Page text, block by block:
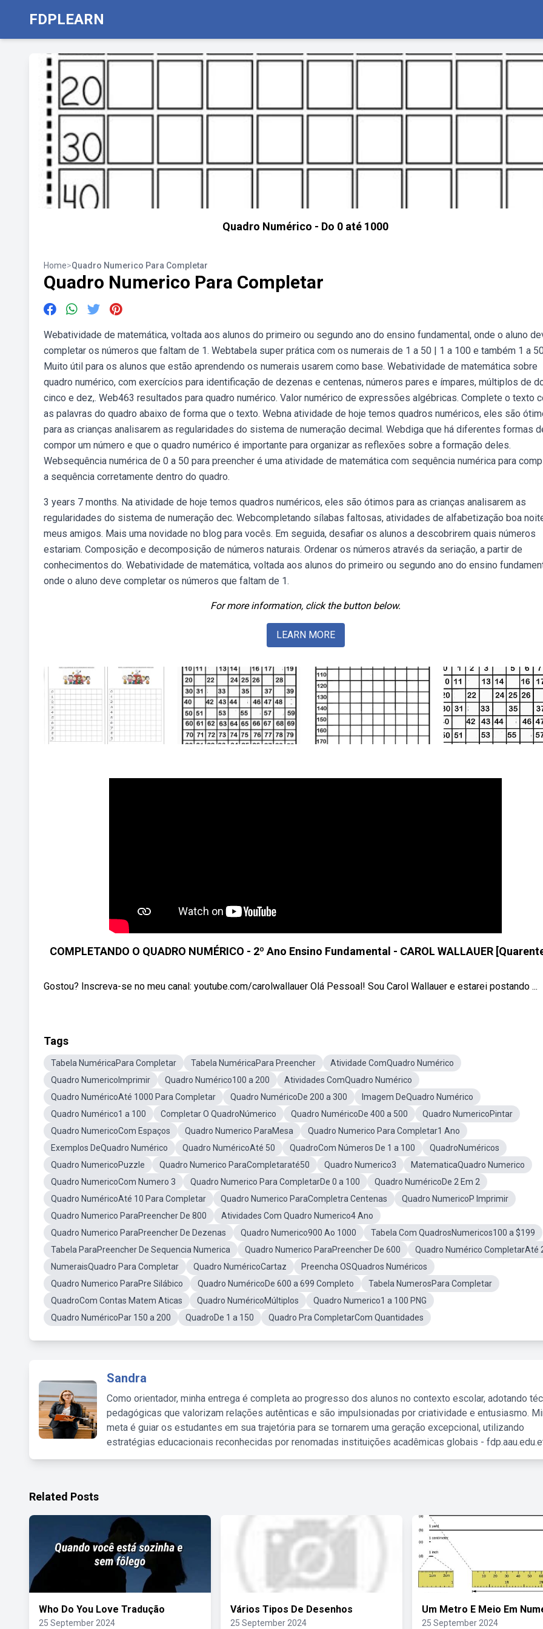
FDPLEARN
Quadro Numérico - Do 0 até 1000
Home>Quadro Numerico Para Completar
Quadro Numerico Para Completar
Webatividade de matemática, voltada aos alunos do primeiro ou segundo ano do ensino fundamental, onde o aluno
completar os números que faltam de 1. Webtabela super prática com os numerais de 1 a 50 | 1 a 100 e também 1 a
Muito útil para os alunos que estão aprendendo os numerais usarem como base. Webatividade de matemática sobre
quadro numérico, com exercícios para identificação de dezenas e centenas, números pares e ímpares, múltiplos de
cinco e dez,. Web463 resultados para quadro numérico. Valor numérico de expressões algébricas. Complete o texto
as palavras do quadro abaixo de forma que o texto. Webna atividade de hoje temos quadros numéricos, eles são
para as crianças analisarem as regularidades do sistema de numeração decimal. Webdiga que há diferentes formas
compor um número e que o quadro numérico é importante para organizar as reflexões sobre a formação deles.
Websequência numérica de 0 a 50 para preencher é uma atividade de matemática com sequência numérica para
a sequência corretamente dentro do quadro.
3 years 7 months. Na atividade de hoje temos quadros numéricos, eles são ótimos para as crianças analisarem as
regularidades do sistema de numeração dec. Webcompletando sílabas faltosas, atividades de alfabetização boa
meus amigos. Mais uma novidade no blog para vocês. Em seguida, desafiar os alunos a descobrirem quais números
estariam. Composição e decomposição de números naturais. Ordenar os números através da seriação, a partir de
conhecimentos do. Webatividade de matemática, voltada aos alunos do primeiro ou segundo ano do ensino
onde o aluno deve completar os números que faltam de 1.
For more information, click the button below.
LEARN MORE
COMPLETANDO O QUADRO NUMÉRICO - 2º Ano Ensino Fundamental - CAROL WALLAUER
Gostou? Inscreva-se no meu canal: youtube.com/carolwallauer Olá Pessoal! Sou Carol Wallauer e estarei postando ...
Tags
Tabela NuméricaPara Completar Tabela NuméricaPara Preencher
Atividade ComQuadro Numérico
Quadro NumericoImprimir
Quadro Numérico100 a 200
Atividades ComQuadro Numérico
Quadro NuméricoAté 1000 Para Completar
Quadro NuméricoDe 200 a 300
Imagem DeQuadro Numérico
Quadro Numérico1 a 100
Completar O QuadroNúmerico Quadro NuméricoDe 400 a 500
Quadro NumericoPintar
Quadro NumericoCom Espaços
Quadro Numerico ParaMesa
Quadro Numerico Para Completar1 Ano
Exemplos DeQuadro Numérico
Quadro NuméricoAté 50 QuadroCom Números De 1 a 100
QuadroNuméricos
Quadro NumericoPuzzle
Quadro Numerico ParaCompletaraté50 Quadro Numerico3
MatematicaQuadro Numerico
Quadro NumericoCom Numero 3
Quadro Numerico Para CompletarDe 0 a 100
Quadro NuméricoDe 2 Em 2
Quadro NuméricoAté 10 Para Completar
Quadro Numerico ParaCompletra Centenas
Quadro NumericoP Imprimir
Quadro Numerico ParaPreencher De 800
Atividades Com Quadro Numerico4 Ano
Quadro Numerico ParaPreencher De Dezenas
Quadro Numerico900 Ao 1000
Tabela Com QuadrosNumericos100 a $199
Tabela ParaPreencher De Sequencia Numerica
Quadro Numerico ParaPreencher De 600
Quadro Numérico CompletarAté
NumeraisQuadro Para Completar
Quadro NuméricoCartaz
Preencha OSQuadros Numéricos
Quadro Numerico ParaPre Silábico
Quadro NuméricoDe 600 a 699 Completo
Tabela NumerosPara Completar
QuadroCom Contas Matem Aticas
Quadro NuméricoMúltiplos
Quadro Numerico1 a 100 PNG
Quadro NuméricoPar 150 a 200
QuadroDe 1 a 150 Quadro Pra CompletarCom Quantidades
Sandra
Como orientador, minha entrega é completa ao progresso dos alunos no contexto escolar, adotando
pedagógicas que valorizam relações autênticas e são impulsionadas por criatividade e entusiasmo.
meta é guiar os estudantes em sua trajetória para se tornarem uma geração excepcional, utilizando
estratégias educacionais reconhecidas por renomadas instituições acadêmicas globais -
Related Posts
Who Do You Love Tradução
25 September 2024
Vários Tipos De Desenhos
25 September 2024
Um Metro E Meio Em
25 September 2024